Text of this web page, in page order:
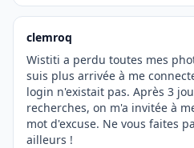
clemroq
Wistiti a perdu toutes mes
suis plus arrivée à me
login n'existait pas. Après 3
recherches, on m'a invitée à
mot d'excuse. Ne vous faites
ailleurs !